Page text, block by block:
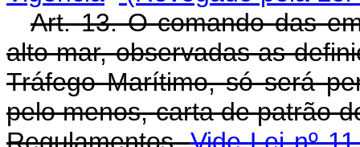
Art. 13. O comando das
alto mar, observadas as
Tráfego Marítimo, só será
pelo menos, carta de patrão